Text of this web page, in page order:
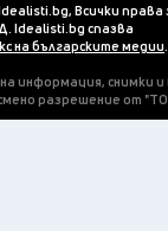
Всички права
Idealisti.bg спазва
на българските медии.
информация, снимки
разрешение от